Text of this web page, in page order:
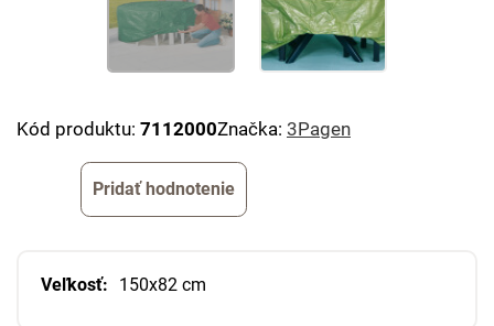
Kód produktu: 7112000Značka: 3Pagen
Pridať hodnotenie
Veľkosť: 150x82 cm